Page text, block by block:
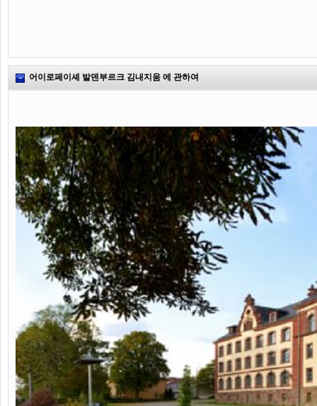
어이로페이셰 발덴부르크 김내지움 에 관하여